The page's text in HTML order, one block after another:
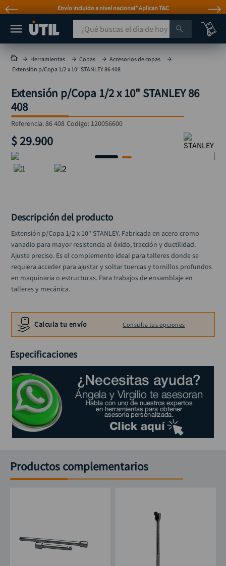
Envío incluido a nivel nacional* Aplican T&C
¿Qué buscas el día de hoy?
Herramientas Copas
Accesorios de copas
Extensión p/Copa 1/2 x 10" STANLEY 86 408
Extensión p/Copa 1/2 x 10" STANLEY 86
408
Referencia:86 408 Codigo: 120056600
$29.900
Descripción del producto
Extensión p/Copa 1/2 x 10" STANLEY. Fabricada en acero cromo
vanadio para mayor resistencia al óxido, tracción y ductilidad.
Ajuste preciso. Es el complemento ideal para talleres donde se
requiera acceder para ajustar y soltar tuercas y tornillos profundos
en maquinaria o estructuras. Para trabajos de ensamblaje en
talleres y mecánica.
Calcula tu envío Consulta tus opciones
Especificaciones
Productos complementarios
MÁS BUSCADOS
taladro
taladros pulidoras
compresor
sierra circular
ruteadora
broca
taladro inalámbrico
alicate